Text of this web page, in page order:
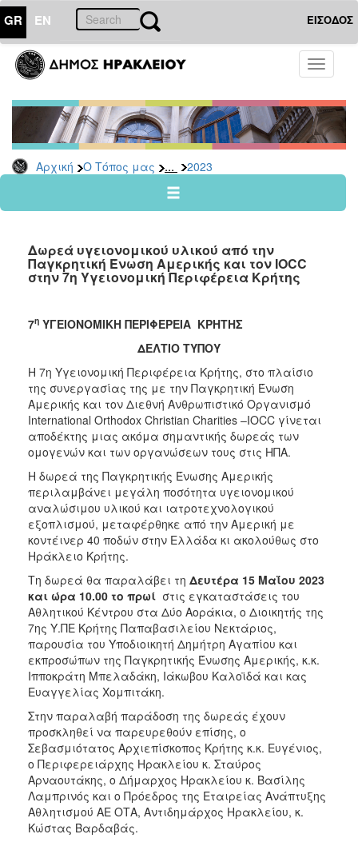
GR EN ΕΙΣΟΔΟΣ
Toggle
Αρχική Ο Τόπος μας ... 2023
ΤΟΠΟΣ
ΜΑΣ
Ανακοινώσεις
Αρχείο
2026
2024
2022
2021
2019
2017
2016
2015
2012
2011
ΔΗΜΟΣ
ΠΟΛΙΤΙΣΜΟΣ
ΑΝΘΕΚΤΙΚΗ
ΠΟΛΗ
Δωρεά υγειονομικού υλικού από την
Παγκρητική Ένωση Αμερικής και τον IOCC
στην 7η Υγειονομική Περιφέρεια Κρήτης
7η ΥΓΕΙΟΝΟΜΙΚΗ ΠΕΡΙΦΕΡΕΙΑ ΚΡΗΤΗΣ
ΔΕΛΤΙΟ ΤΥΠΟΥ
Η 7η Υγειονομική Περιφέρεια Κρήτης, στο πλαίσιο
της συνεργασίας της με την Παγκρητική Ένωση
Αμερικής και τον Διεθνή Ανθρωπιστικό Οργανισμό
International Orthodox Christian Charities –IOCC γίνεται
αποδέκτης μιας ακόμα σημαντικής δωρεάς των
ομογενών και των οργανώσεων τους στις ΗΠΑ.
Η δωρεά της Παγκρητικής Ένωσης Αμερικής
περιλαμβάνει μεγάλη ποσότητα υγειονομικού
αναλώσιμου υλικού και ιατροτεχνολογικού
εξοπλισμού, μεταφέρθηκε από την Αμερική με
κοντέινερ 40 ποδών στην Ελλάδα κι ακολούθως στο
Ηράκλειο Κρήτης.
Τη δωρεά θα παραλάβει τη Δευτέρα 15 Μαΐου 2023
και ώρα 10.00 το πρωί στις εγκαταστάσεις του
Αθλητικού Κέντρου στα Δύο Αοράκια, ο Διοικητής της
7ης Υ.ΠΕ Κρήτης Παπαβασιλείου Νεκτάριος,
παρουσία του Υποδιοικητή Δημήτρη Αγαπίου και
εκπροσώπων της Παγκρητικής Ένωσης Αμερικής, κ.κ.
Ιπποκράτη Μπελαδάκη, Ιάκωβου Καλοϊδά και κας
Ευαγγελίας Χομπιτάκη.
Στην παραλαβή παράδοση της δωρεάς έχουν
προσκληθεί να παρευρεθούν επίσης, ο
Σεβασμιότατος Αρχιεπίσκοπος Κρήτης κ.κ. Ευγένιος,
ο Περιφερειάρχης Ηρακλείου κ. Σταύρος
Αρναουτάκης, ο Δήμαρχος Ηρακλείου κ. Βασίλης
Λαμπρινός και ο Πρόεδρος της Εταιρείας Ανάπτυξης
Αθλητισμού ΑΕ ΟΤΑ, Αντιδημάρχος Ηρακλείου, κ.
Κώστας Βαρδαβάς.